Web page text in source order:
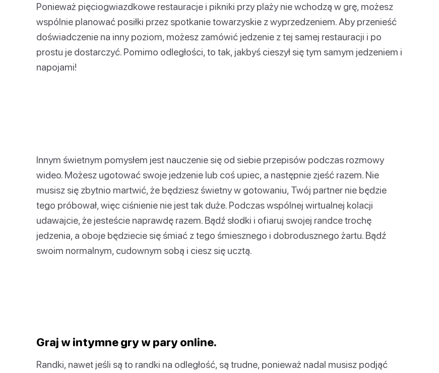
Ponieważ pięciogwiazdkowe restauracje i pikniki przy plaży nie wchodzą w grę, możesz
wspólnie planować posiłki przez spotkanie towarzyskie z wyprzedzeniem. Aby przenieść
doświadczenie na inny poziom, możesz zamówić jedzenie z tej samej restauracji i po
prostu je dostarczyć. Pomimo odległości, to tak, jakbyś cieszył się tym samym jedzeniem i
napojami!
Innym świetnym pomysłem jest nauczenie się od siebie przepisów podczas rozmowy
wideo. Możesz ugotować swoje jedzenie lub coś upiec, a następnie zjeść razem. Nie
musisz się zbytnio martwić, że będziesz świetny w gotowaniu, Twój partner nie będzie
tego próbował, więc ciśnienie nie jest tak duże. Podczas wspólnej wirtualnej kolacji
udawajcie, że jesteście naprawdę razem. Bądź słodki i ofiaruj swojej randce trochę
jedzenia, a oboje będziecie się śmiać z tego śmiesznego i dobrodusznego żartu. Bądź
swoim normalnym, cudownym sobą i ciesz się ucztą.
Graj w intymne gry w pary online.
Randki, nawet jeśli są to randki na odległość, są trudne, ponieważ nadal musisz podjąć